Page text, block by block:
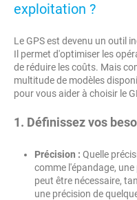
exploitation ?
Le GPS est devenu un outil
Il permet d'optimiser les
de réduire les coûts. Mais
multitude de modèles
pour vous aider à choisir le
1. Définissez vos
Précision : Quelle
comme l'épandage,
peut être nécessaire,
une précision de